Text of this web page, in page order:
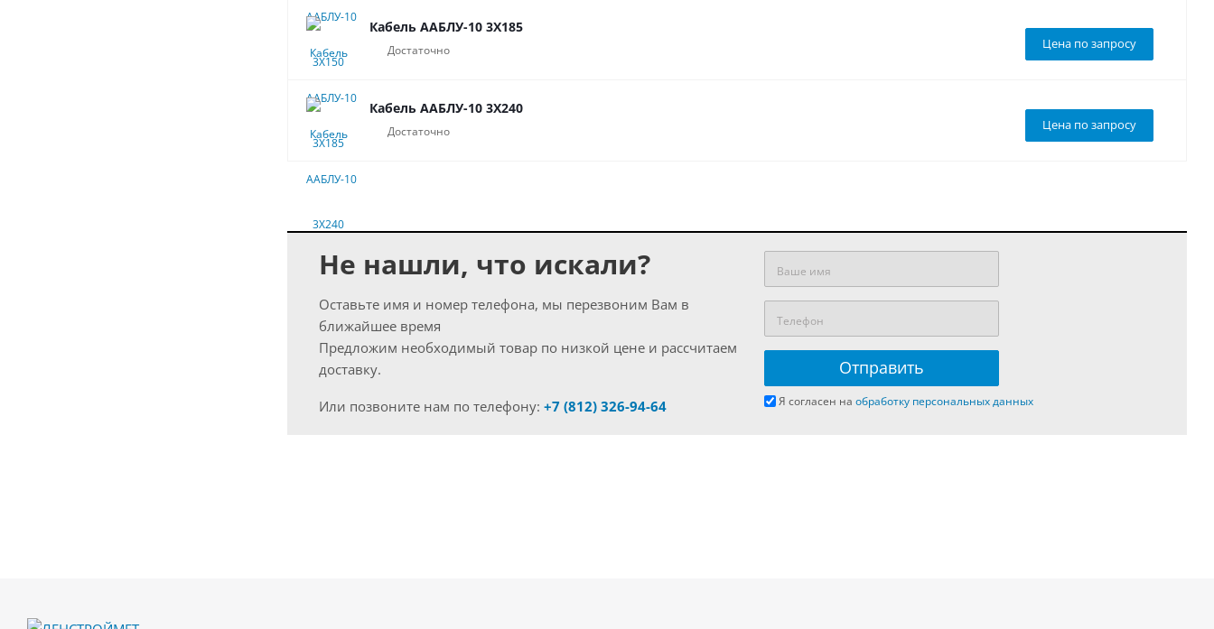
Кабель ААБЛУ-10 3Х185
Достаточно Цена по запросу
Кабель ААБЛУ-10 3Х240
Достаточно Цена по запросу
Не нашли, что искали?
Оставьте имя и номер телефона, мы перезвоним Вам в
ближайшее время
Предложим необходимый товар по низкой цене и рассчитаем
доставку.
Или позвоните нам по телефону: +7 (812) 326-94-64 Я согласен на обработку персональных данных